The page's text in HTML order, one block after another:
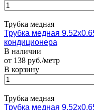
Трубка медная
Трубка медная
кондиционера
В наличии
от 138 руб./метр
В корзину
Трубка медная
Трубка медная